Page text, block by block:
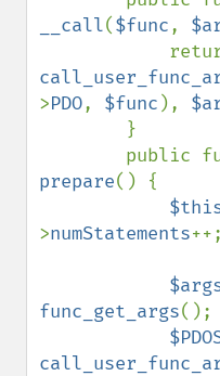
__call($func,
>PDO, $func ),
prepare() {
>numStatements++;
func_get_args();